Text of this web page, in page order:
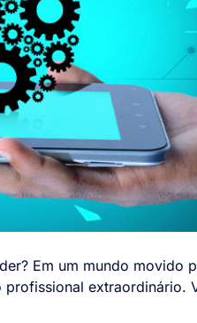
Em um mundo movido
extraordinário.